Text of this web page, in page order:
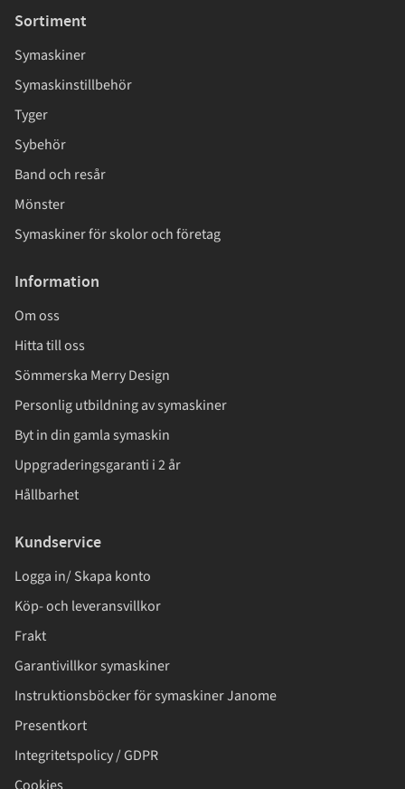
Sortiment
Symaskiner
Symaskinstillbehör
Tyger
Sybehör
Band och resår
Mönster
Symaskiner för skolor och företag
Information
Om oss
Hitta till oss
Sömmerska Merry Design
Personlig utbildning av symaskiner
Byt in din gamla symaskin
Uppgraderingsgaranti i 2 år
Hållbarhet
Kundservice
Logga in/ Skapa konto
Köp- och leveransvillkor
Frakt
Garantivillkor symaskiner
Instruktionsböcker för symaskiner Janome
Presentkort
Integritetspolicy / GDPR